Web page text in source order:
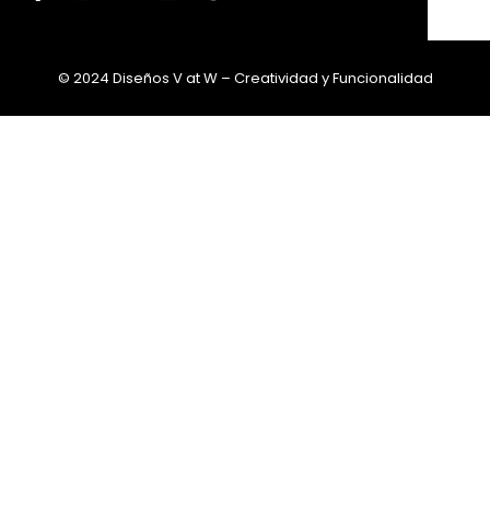
© 2024 Diseños V at W – Creatividad y Funcionalidad